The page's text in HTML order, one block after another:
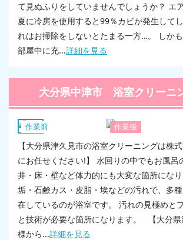
て見ぬふりをしていませんでしょうか？ エ
夏に冷房を使用すると99％カビが発生して
れはお掃除をしないとたまる一方…。 しか
部屋中に充...詳細を見る
大分県中津市 浴室クリー
作業前 作業後
浴室
【大分県津久見市の浴室クリーニングは株
にお任せください!】 水回りの中でもお風呂
井・床・壁など体力的にも大変な箇所にな
垢・石鹸カス・皮脂・埃などの汚れで、多
在しているのが浴室です。 汚れの見極めと
と技術が必要な箇所になります。 【大分県
様から...詳細を見る